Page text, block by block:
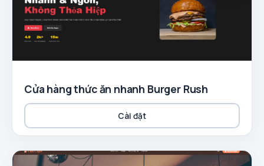
Cửa hàng thức ăn nhanh Burger Rush
Cài đặt